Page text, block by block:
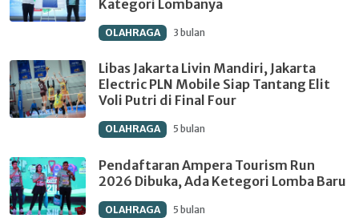
Kategori Lombanya
OLAHRAGA 3 bulan
Libas Jakarta Livin Mandiri, Jakarta
Electric PLN Mobile Siap Tantang Elit
Voli Putri di Final Four
OLAHRAGA 5 bulan
Pendaftaran Ampera Tourism Run
2026 Dibuka, Ada Ketegori Lomba Baru
OLAHRAGA 5 bulan